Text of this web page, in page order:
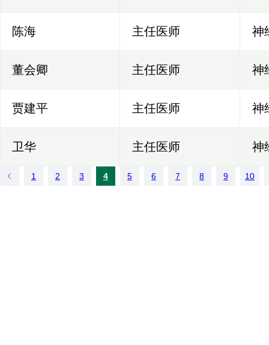
陈海 主任医师 神
董会卿 主任医师 神
贾建平 主任医师 神
卫华 主任医师 神
1 2 3 4 5 6 7 8 9 10